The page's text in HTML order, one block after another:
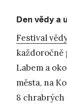
Den vědy a
Festival
každoročně
Labem a
města, na
8